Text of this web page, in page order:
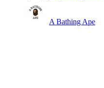
A Bathing Ape